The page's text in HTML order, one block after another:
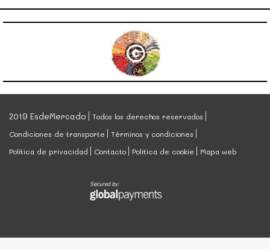
2019 EsdeMercado
Todos los derechos reservados
Condiciones de transporte
Términos y condiciones
Política de privacidad
Contacto Política de cookie Mapa web